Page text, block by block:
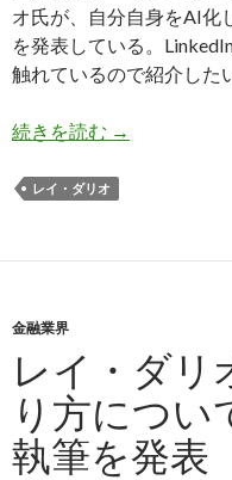
オ氏が、自分自身をAI化
を発表している。
触れているので紹介した
続きを読む レイ・ダリ
→
レイ・ダリオ
金融業界
レイ・ダリ
り方につい
執筆を発表